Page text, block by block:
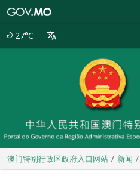
27°C
澳门特别行政区政府入口网站 新闻